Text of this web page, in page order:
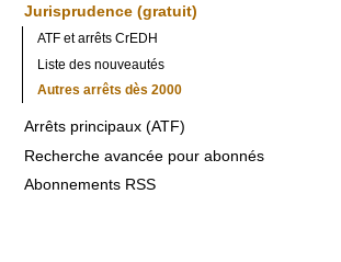
Jurisprudence (gratuit)
ATF et arrêts CrEDH
Liste des nouveautés
Autres arrêts dès 2000
Arrêts principaux (ATF)
Recherche avancée pour abonnés
Abonnements RSS